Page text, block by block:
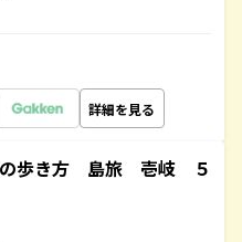
詳細を見る
歩き方 島旅 壱岐 ５